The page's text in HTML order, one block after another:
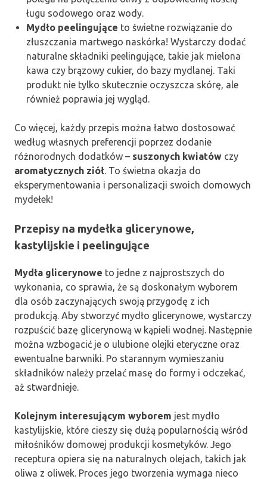
ługu sodowego oraz wody.
Mydło peelingujące to świetne rozwiązanie do
złuszczania martwego naskórka! Wystarczy dodać
naturalne składniki peelingujące, takie jak mielona
kawa czy brązowy cukier, do bazy mydlanej. Taki
produkt nie tylko skutecznie oczyszcza skórę, ale
również poprawia jej wygląd.
Co więcej, każdy przepis można łatwo dostosować
według własnych preferencji poprzez dodanie
różnorodnych dodatków – suszonych kwiatów czy
aromatycznych ziół. To świetna okazja do
eksperymentowania i personalizacji swoich domowych
mydełek!
Przepisy na mydełka glicerynowe,
kastylijskie i peelingujące
Mydła glicerynowe to jedne z najprostszych do
wykonania, co sprawia, że są doskonałym wyborem
dla osób zaczynających swoją przygodę z ich
produkcją. Aby stworzyć mydło glicerynowe, wystarczy
rozpuścić bazę glicerynową w kąpieli wodnej. Następnie
można wzbogacić je o ulubione olejki eteryczne oraz
ewentualne barwniki. Po starannym wymieszaniu
składników należy przelać masę do formy i odczekać,
aż stwardnieje.
Kolejnym interesującym wyborem jest mydło
kastylijskie, które cieszy się dużą popularnością wśród
miłośników domowej produkcji kosmetyków. Jego
receptura opiera się na naturalnych olejach, takich jak
oliwa z oliwek. Proces jego tworzenia wymaga nieco